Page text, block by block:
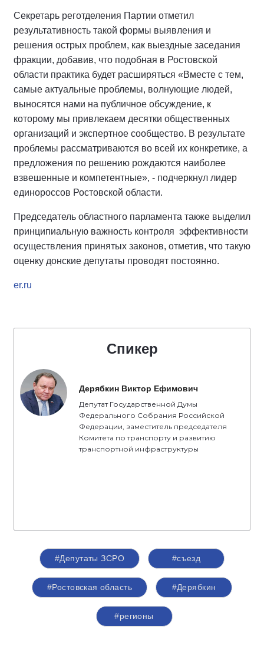
Секретарь реготделения Партии отметил
результативность такой формы выявления и
решения острых проблем, как выездные заседания
фракции, добавив, что подобная в Ростовской
области практика будет расширяться «Вместе с тем,
самые актуальные проблемы, волнующие людей,
выносятся нами на публичное обсуждение, к
которому мы привлекаем десятки общественных
организаций и экспертное сообщество. В результате
проблемы рассматриваются во всей их конкретике, а
предложения по решению рождаются наиболее
взвешенные и компетентные», - подчеркнул лидер
единороссов Ростовской области.
Председатель областного парламента также выделил
принципиальную важность контроля эффективности
осуществления принятых законов, отметив, что такую
оценку донские депутаты проводят постоянно.
er.ru
Спикер
Дерябкин Виктор Ефимович
Депутат Государственной Думы
Федерального Собрания Российской
Федерации, заместитель председателя
Комитета по транспорту и развитию
транспортной инфраструктуры
#Депутаты ЗСРО #съезд
#Ростовская область #Дерябкин
#регионы